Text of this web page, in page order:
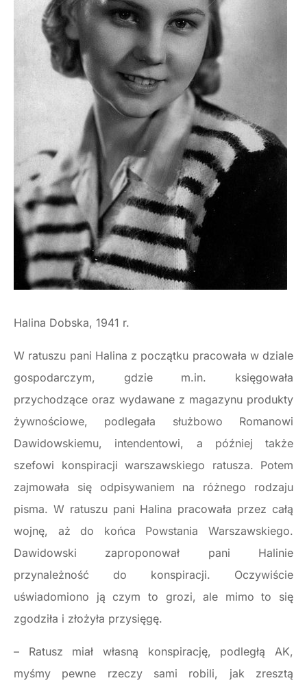
Halina Dobska, 1941 r.
W ratuszu pani Halina z początku pracowała w dziale
gospodarczym, gdzie m.in. księgowała
przychodzące oraz wydawane z magazynu produkty
żywnościowe, podlegała służbowo Romanowi
Dawidowskiemu, intendentowi, a później także
szefowi konspiracji warszawskiego ratusza. Potem
zajmowała się odpisywaniem na różnego rodzaju
pisma. W ratuszu pani Halina pracowała przez całą
wojnę, aż do końca Powstania Warszawskiego.
Dawidowski zaproponował pani Halinie
przynależność do konspiracji. Oczywiście
uświadomiono ją czym to grozi, ale mimo to się
zgodziła i złożyła przysięgę.
– Ratusz miał własną konspirację, podległą AK,
myśmy pewne rzeczy sami robili, jak zresztą